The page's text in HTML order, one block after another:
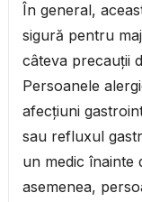
În general,
sigură pentru
câteva precauții
Persoanele
afecțiuni
sau refluxul
un medic înainte
asemenea,